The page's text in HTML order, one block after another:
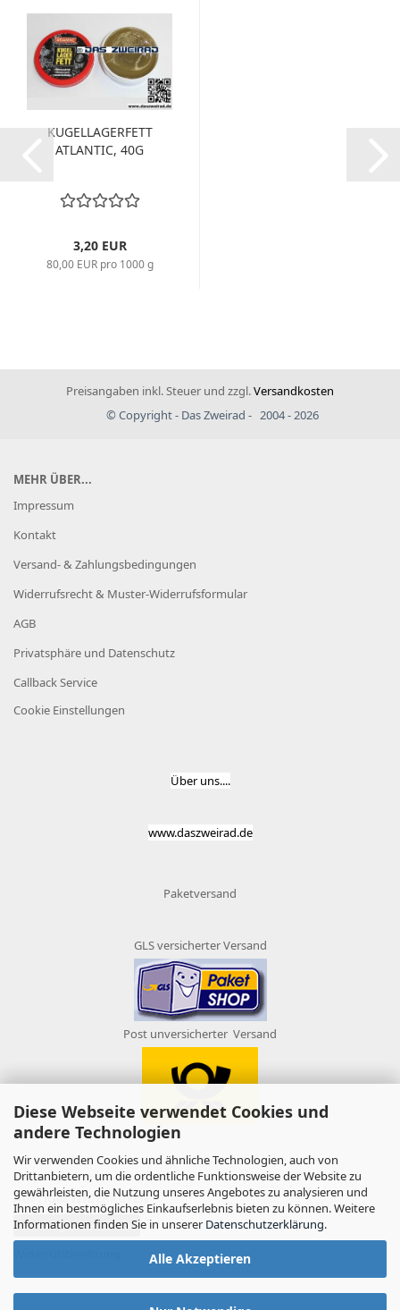
Diese Webseite verwendet Cookies und
andere Technologien
Wir verwenden Cookies und ähnliche Technologien, auch von
Drittanbietern, um die ordentliche Funktionsweise der Website zu
gewährleisten, die Nutzung unseres Angebotes zu analysieren und
Ihnen ein bestmögliches Einkaufserlebnis bieten zu können. Weitere
Informationen finden Sie in unserer Datenschutzerklärung.
Alle Akzeptieren
KUGELLAGERFETT
ATLANTIC, 40G
3,20 EUR
80,00 EUR pro 1000 g
Preisangaben inkl. Steuer und zzgl.Versandkosten
© Copyright - Das Zweirad - 2004 - 2026
MEHR ÜBER...
Impressum
Kontakt
Versand- & Zahlungsbedingungen
Widerrufsrecht & Muster-Widerrufsformular
AGB
Privatsphäre und Datenschutz
Callback Service
Cookie Einstellungen
Über uns....
www.daszweirad.de
Paketversand
GLS versicherter Versand
Post unversicherter Versand
AUFTRAG WIDERRUFEN
Vertrag widerrufen